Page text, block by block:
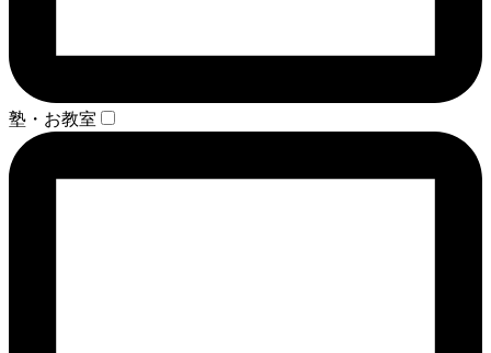
塾・お教室